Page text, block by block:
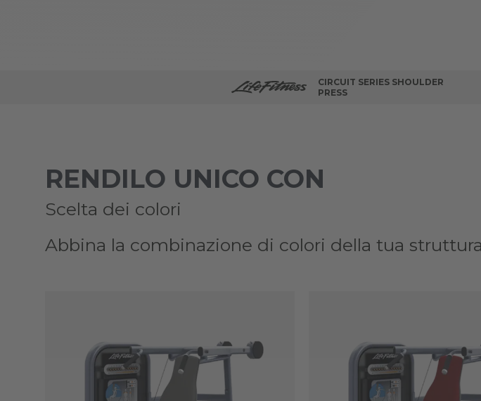
CIRCUIT SERIES SHOULDER
PRESS
RENDILO UNICO CON
Scelta dei colori
Abbina la combinazione di colori della tua